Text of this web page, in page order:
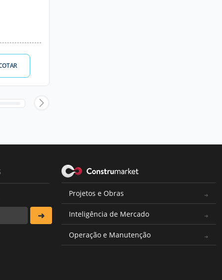
Projetos e Obras
Inteligência de Mercado
Operação e Manutenção